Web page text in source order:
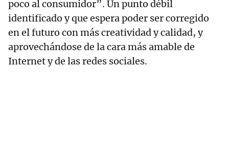
poco al consumidor”. Un punto débil
identificado y que espera poder ser corregido
en el futuro con más creatividad y calidad, y
aprovechándose de la cara más amable de
Internet y de las redes sociales.